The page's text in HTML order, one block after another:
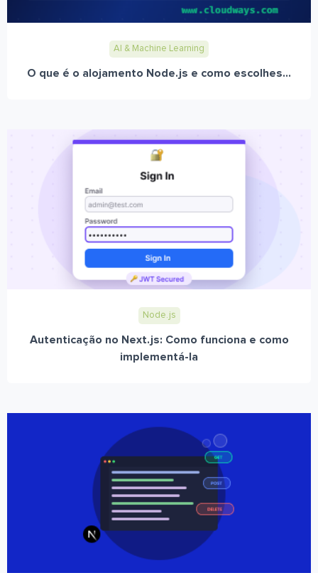
AI & Machine Learning
O que é o alojamento Node.js e como escolhes...
Node.js
Autenticação no Next.js: Como funciona e como
implementá-la